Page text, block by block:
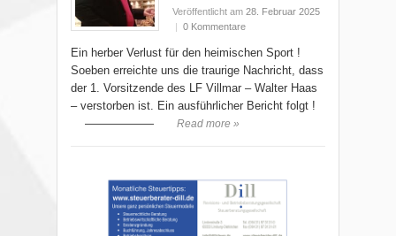
Veröffentlicht am 28. Februar 2025
0 Kommentare
Ein herber Verlust für den heimischen Sport !
Soeben erreichte uns die traurige Nachricht, dass
der 1. Vorsitzende des LF Villmar – Walter Haas
– verstorben ist. Ein ausführlicher Bericht folgt !
——————
Read more »